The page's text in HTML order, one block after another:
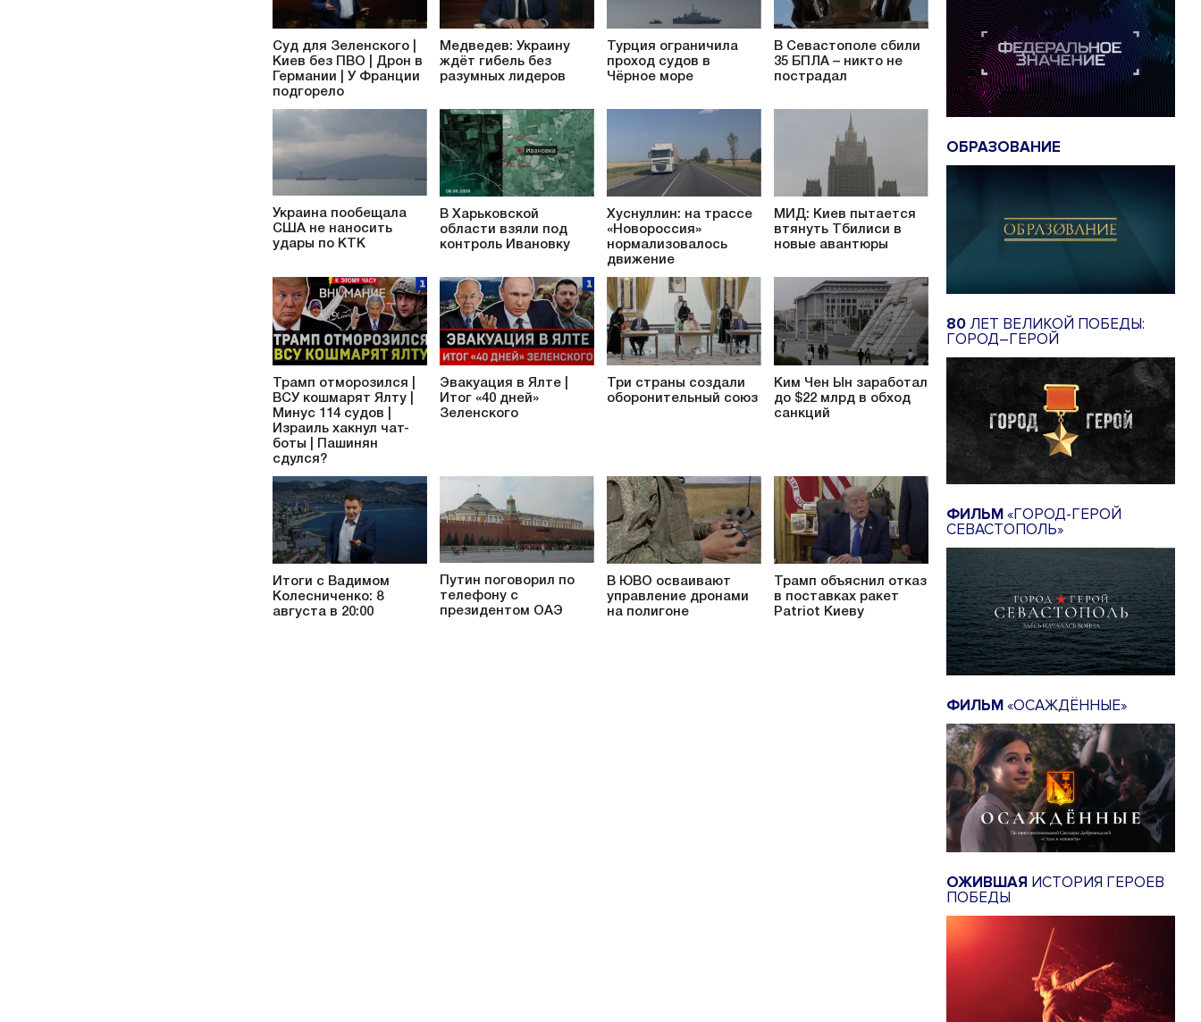
Суд для Зеленского |
Киев без ПВО | Дрон в
Германии | У Франции
подгорело
Медведев: Украину
ждёт гибель без
разумных лидеров
Турция ограничила
проход судов в
Чёрное море
В Севастополе сбили
35 БПЛА – никто не
пострадал
Украина пообещала
США не наносить
удары по КТК
В Харьковской
области взяли под
контроль Ивановку
Хуснуллин: на трассе
«Новороссия»
нормализовалось
движение
МИД: Киев пытается
втянуть Тбилиси в
новые авантюры
Трамп отморозился |
ВСУ кошмарят Ялту |
Минус 114 судов |
Израиль хакнул чат-
боты | Пашинян
сдулся?
Эвакуация в Ялте |
Итог «40 дней»
Зеленского
Три страны создали
оборонительный союз
Ким Чен Ын заработал
до $22 млрд в обход
санкций
Итоги с Вадимом
Колесниченко: 8
августа в 20:00
Путин поговорил по
телефону с
президентом ОАЭ
В ЮВО осваивают
управление дронами
на полигоне
Трамп объяснил отказ
в поставках ракет
Patriot Киеву
ОБРАЗОВАНИЕ
80 ЛЕТ ВЕЛИКОЙ ПОБЕДЫ:
ГОРОД–ГЕРОЙ
ФИЛЬМ«ГОРОД-ГЕРОЙ
СЕВАСТОПОЛЬ»
ФИЛЬМ«ОСАЖДЁННЫЕ»
ОЖИВШАЯ ИСТОРИЯ ГЕРОЕВ
ПОБЕДЫ